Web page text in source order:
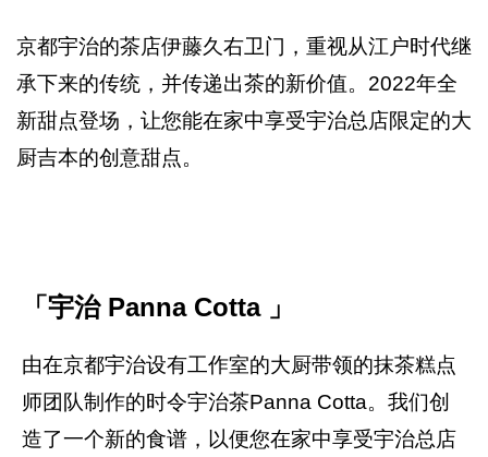
京都宇治的茶店伊藤久右卫门，重视从江户时代继
承下来的传统，并传递出茶的新价值。2022年全
新甜点登场，让您能在家中享受宇治总店限定的大
厨吉本的创意甜点。
「宇治 Panna Cotta 」
由在京都宇治设有工作室的大厨带领的抹茶糕点
师团队制作的时令宇治茶Panna Cotta。我们创
造了一个新的食谱，以便您在家中享受宇治总店